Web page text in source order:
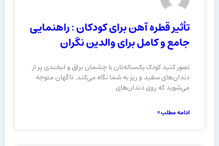
تأثیر قطره آهن برای کودکان : راهنمایی
جامع و کامل برای والدین نگران
تصور کنید کودک یک‌ساله‌تان با چشمان براق و لبخندی پر از
دندان‌های سفید و ریز به شما نگاه می‌کند. ناگهان متوجه
می‌شوید که روی دندان‌های
ادامه مطلب »